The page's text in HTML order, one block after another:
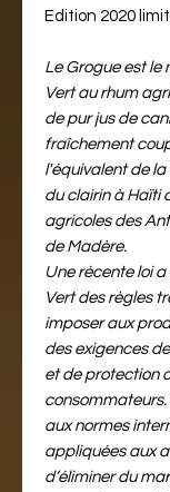
Edition 2020
Le Grogue est le
Vert au rhum
de pur jus de
fraîchement
l'équivalent de
du clairin à Haïti
agricoles des
de Madère.
Une récente loi
Vert des règles
imposer aux
des exigences
et de protection
aux normes
appliquées aux
d’éliminer du